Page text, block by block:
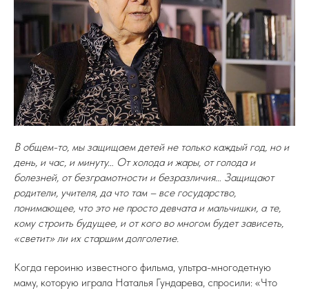
В общем-то, мы защищаем детей не только каждый год, но и
день, и час, и минуту… От холода и жары, от голода и
болезней, от безграмотности и безразличия… Защищают
родители, учителя, да что там – все государство,
понимающее, что это не просто девчата и мальчишки, а те,
кому строить будущее, и от кого во многом будет зависеть,
«светит» ли их старшим долголетие.
Когда героиню известного фильма, ультра-многодетную
маму, которую играла Наталья Гундарева, спросили: «Что